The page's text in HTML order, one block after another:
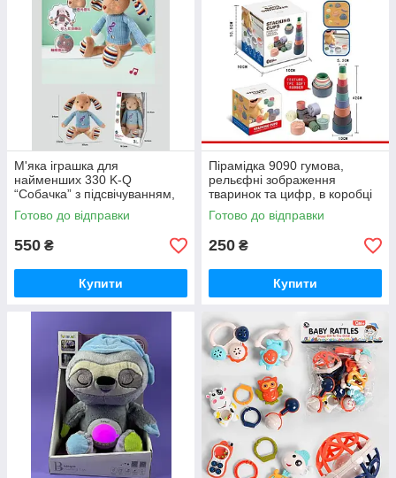
М'яка іграшка для
найменших 330 K-Q
“Собачка” з підсвічуванням,
мелодіями озвучено
англійською
Готово до відправки
550 ₴
Купити
Пірамідка 9090 гумова,
рельєфні зображення
тваринок та цифр, в коробці
Готово до відправки
250 ₴
Купити